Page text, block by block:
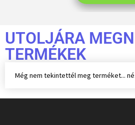
UTOLJÁRA
TERMÉKEK
Még nem tekintettél meg terméket...